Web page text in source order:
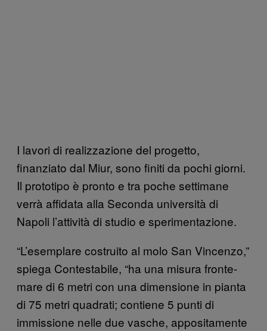
I lavori di realizzazione del progetto,
finanziato dal Miur, sono finiti da pochi giorni.
Il prototipo è pronto e tra poche settimane
verrà affidata alla Seconda università di
Napoli l’attività di studio e sperimentazione.
“L’esemplare costruito al molo San Vincenzo,”
spiega Contestabile, “ha una misura fronte-
mare di 6 metri con una dimensione in pianta
di 75 metri quadrati; contiene 5 punti di
immissione nelle due vasche, appositamente